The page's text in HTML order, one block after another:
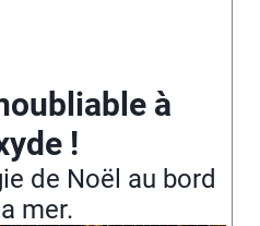
à
!
de Noël au bord
mer.